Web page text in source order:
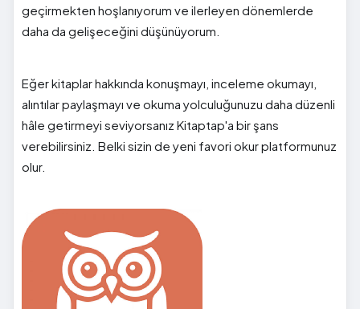
geçirmekten hoşlanıyorum ve ilerleyen dönemlerde
daha da gelişeceğini düşünüyorum.
Eğer kitaplar hakkında konuşmayı, inceleme okumayı,
alıntılar paylaşmayı ve okuma yolculuğunuzu daha düzenli
hâle getirmeyi seviyorsanız Kitaptap'a bir şans
verebilirsiniz. Belki sizin de yeni favori okur platformunuz
olur.